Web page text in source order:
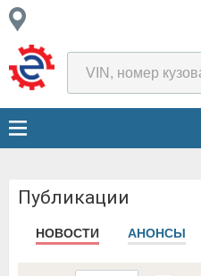
Публикации
НОВОСТИ АНОНСЫ